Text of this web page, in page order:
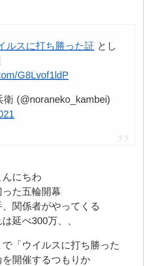
ルスに打ち勝った証 とし
G8Lvof1ldP
(@noraneko_kambei)
にちわ
た五輪開幕
、関係者がやってくる
延べ300万、、
「ウイルスに打ち勝った
開催するつもりか